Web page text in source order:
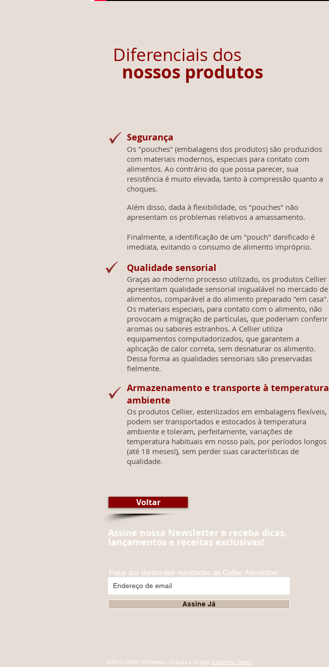
Diferenciais dos
nossos produtos
Segurança
Os "pouches" (embalagens dos produtos) são produzidos
com materiais modernos, especiais para contato com
alimentos. Ao contrário do que possa parecer, sua
resistência é muito elevada, tanto à compressão quanto a
choques.
Além disso, dada à flexibilidade, os "pouches" não
apresentam os problemas relativos a amassamento.
Finalmente, a identificação de um "pouch" danificado é
imediata, evitando o consumo de alimento impróprio.
Qualidade sensorial
Graças ao moderno processo utilizado, os produtos Cellier
apresentam qualidade sensorial inigualável no mercado de
alimentos, comparável a do alimento preparado "em casa".
Os materiais especiais, para contato com o alimento, não
provocam a migração de partículas, que poderiam conferir
aromas ou sabores estranhos. A Cellier utiliza
equipamentos computadorizados, que garantem a
aplicação de calor correta, sem desnaturar os alimento.
Dessa forma as qualidades sensoriais são preservadas
fielmente.
Armazenamento e transporte à temperatura
ambiente
Os produtos Cellier, esterilizados em embalagens flexíveis,
podem ser transportados e estocados à temperatura
ambiente e toleram, perfeitamente, variações de
temperatura habituais em nosso país, por períodos longos
(até 18 meses!), sem perder suas características de
qualidade.
Voltar
Assine nossa Newsletter e receba dicas,
lançamentos e receitas exclusivas!
Fique por dentro das novidades da Cellier Alimentos!
Assine Já
©2016 Cellier Alimentos - Criação e Design: Endorfina Design